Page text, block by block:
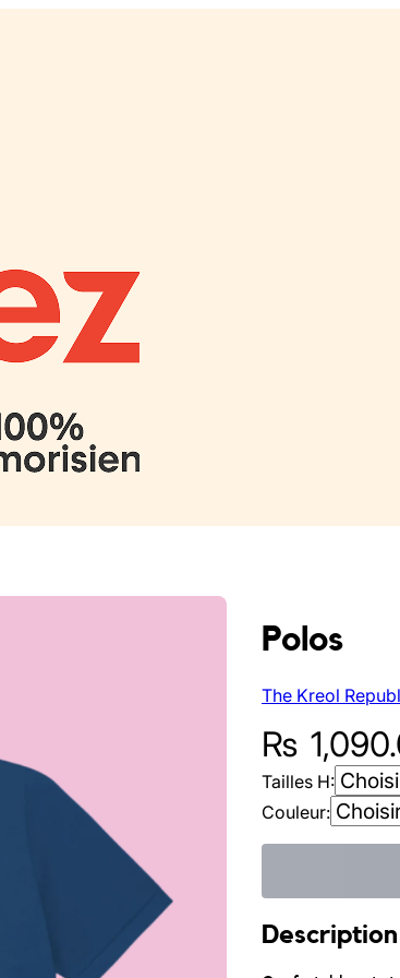
Polos
The Kreol
₨
Tailles H:
Couleur:
Description